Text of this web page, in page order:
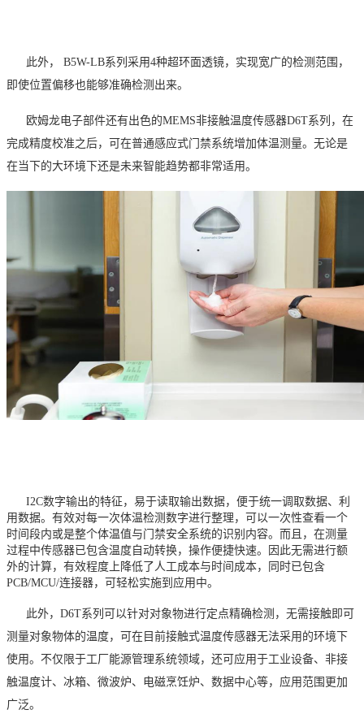
此外， B5W-LB系列 采用4种超环面透镜，实现宽广的检测范围，
即使位置偏移也能够准确检测出来。
欧姆龙电子部件还有出色的MEMS非接触温度传感器D6T系列 ，在
完成精度校准之后，可在普通感应式门禁系统增加体温测量。无论是
在当下的大环境下还是未来智能趋势都非常适用。
I2C数字输出的特征，易于读取输出数据，便于统一调取数据、利
用数据。有效对每一次体温检测数字进行整理，可以一次性查看一个
时间段内或是整个体温值与门禁安全系统的识别内容。而且，在测量
过程中传感器已包含温度自动转换，操作便捷快速。因此无需进行额
外的计算，有效程度上降低了人工成本与时间成本，同时已包含
PCB/MCU/连接器，可轻松实施到应用中。
此外， D6T系列 可以针对对象物进行定点精确检测，无需接触即可
测量对象物体的温度，可在目前接触式温度传感器无法采用的环境下
使用。不仅限于工厂能源管理系统领域，还可应用于工业设备、非接
触温度计、冰箱、微波炉、电磁烹饪炉、数据中心等，应用范围更加
广泛。